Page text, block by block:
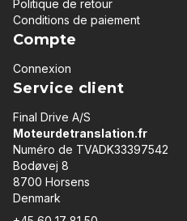
Politique de retour
Conditions de paiement
Compte
Connexion
Service client
Final Drive A/S
Moteurdetranslation.fr
Numéro de TVADK33397542
Bodøvej 8
8700 Horsens
Denmark